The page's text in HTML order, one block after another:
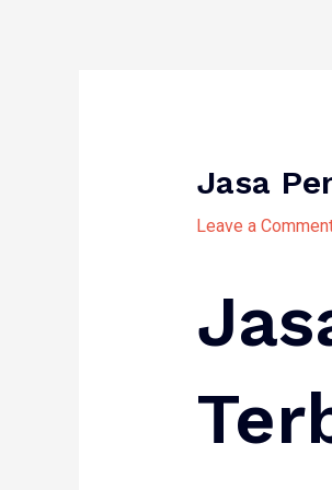
Jasa
Leave a